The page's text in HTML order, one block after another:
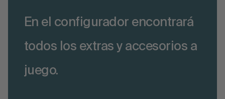
En el configurador encontrará
todos los extras y accesorios a
juego.